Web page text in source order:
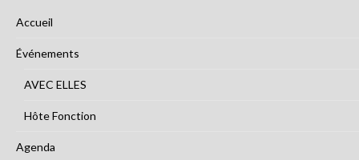
Accueil
Événements
AVEC ELLES
Hôte Fonction
Agenda